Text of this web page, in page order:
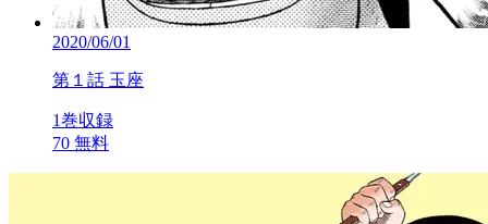
2020/06/01
第１話 玉座
1巻収録
70 無料